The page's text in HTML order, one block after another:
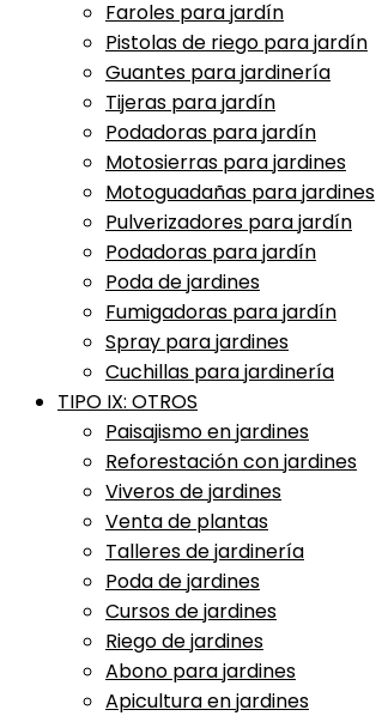
Faroles para jardín
Pistolas de riego para jardín
Guantes para jardinería
Tijeras para jardín
Podadoras para jardín
Motosierras para jardines
Motoguadañas para jardines
Pulverizadores para jardín
Podadoras para jardín
Poda de jardines
Fumigadoras para jardín
Spray para jardines
Cuchillas para jardinería
TIPO IX: OTROS
Paisajismo en jardines
Reforestación con jardines
Viveros de jardines
Venta de plantas
Talleres de jardinería
Poda de jardines
Cursos de jardines
Riego de jardines
Abono para jardines
Apicultura en jardines